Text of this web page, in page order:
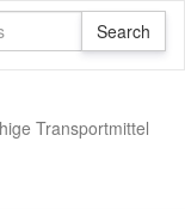
Transportmittel